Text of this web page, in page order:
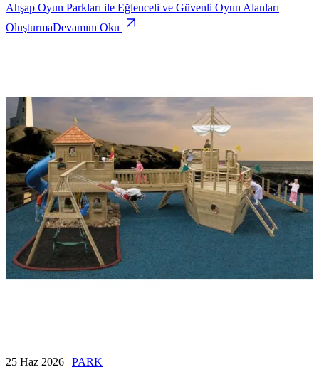
Ahşap Oyun Parkları ile Eğlenceli ve Güvenli Oyun Alanları
OluşturmaDevamını Oku
25 Haz 2026 | PARK